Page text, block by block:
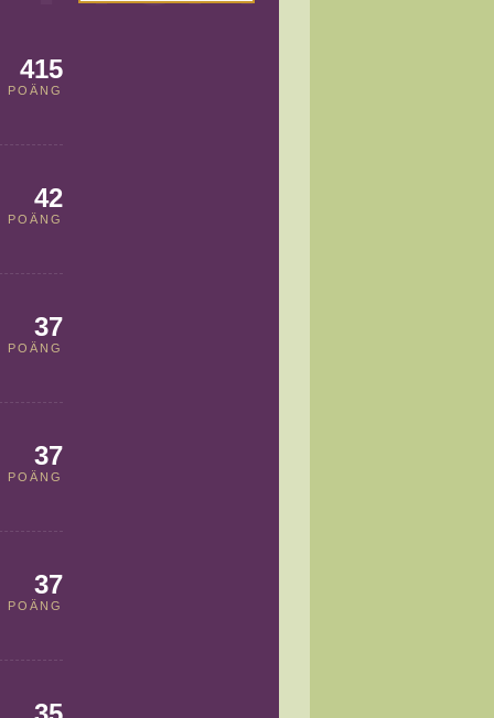
415
POÄNG
42
POÄNG
37
POÄNG
37
POÄNG
37
POÄNG